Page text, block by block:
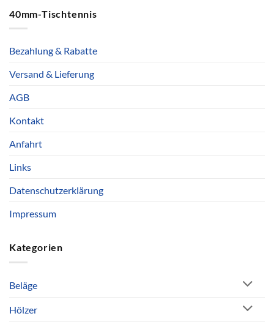
40mm-Tischtennis
Bezahlung & Rabatte
Versand & Lieferung
AGB
Kontakt
Anfahrt
Links
Datenschutzerklärung
Impressum
Kategorien
Beläge
Hölzer